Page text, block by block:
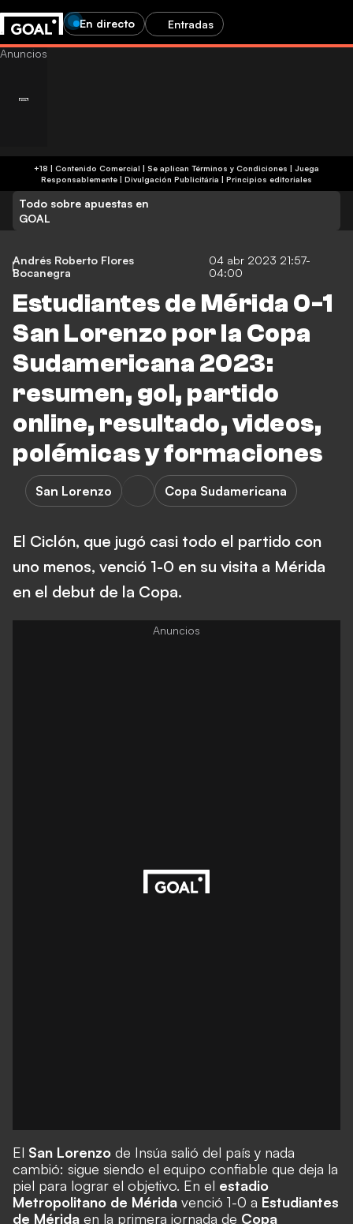
En directo Entradas
+18 | Contenido Comercial | Se aplican Términos y Condiciones | Juega
Responsablemente | Divulgación Publicitária | Principios editoriales
Todo sobre apuestas en
GOAL
Andrés Roberto Flores
Bocanegra
04 abr 2023 21:57-
04:00
Estudiantes de Mérida 0-1
San Lorenzo por la Copa
Sudamericana 2023:
resumen, gol, partido
online, resultado, videos,
polémicas y formaciones
San Lorenzo Copa Sudamericana
El Ciclón, que jugó casi todo el partido con
uno menos, venció 1-0 en su visita a Mérida
en el debut de la Copa.
El San Lorenzo de Insúa salió del país y nada
cambió: sigue siendo el equipo confiable que deja la
piel para lograr el objetivo. En el estadio
Metropolitano de Mérida venció 1-0 a Estudiantes
de Mérida en la primera jornada de Copa